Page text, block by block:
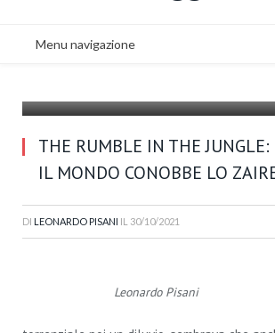
Menu navigazione
THE RUMBLE IN THE
IL MONDO CONOBBE LO
DI LEONARDO PISANI IL 30/10/2021
Leonardo Pisani